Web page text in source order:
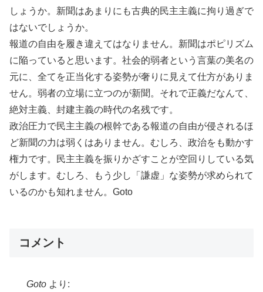
しょうか。新聞はあまりにも古典的民主主義に拘り過ぎで
はないでしょうか。
報道の自由を履き違えてはなりません。新聞はポピリズム
に陥っていると思います。社会的弱者という言葉の美名の
元に、全てを正当化する姿勢が奢りに見えて仕方がありま
せん。弱者の立場に立つのが新聞。それで正義だなんて、
絶対主義、封建主義の時代の名残です。
政治圧力で民主主義の根幹である報道の自由が侵されるほ
ど新聞の力は弱くはありません。むしろ、政治をも動かす
権力です。民主主義を振りかざすことが空回りしている気
がします。むしろ、もう少し「謙虚」な姿勢が求められて
いるのかも知れません。Goto
コメント
Goto より: